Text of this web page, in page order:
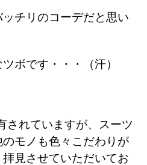
チリのコーデだと思い
ボです・・・（汗）
されていますが、スーツ
モノも色々こだわりが
見させていただいてお